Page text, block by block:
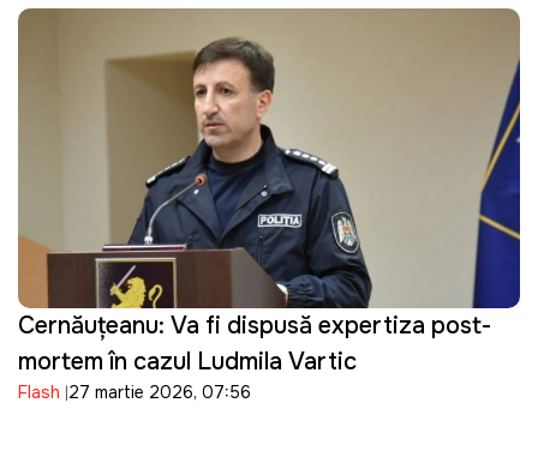
Cernăuțeanu: Va fi dispusă expertiza post-
mortem în cazul Ludmila Vartic
Flash 27 martie 2026, 07:56